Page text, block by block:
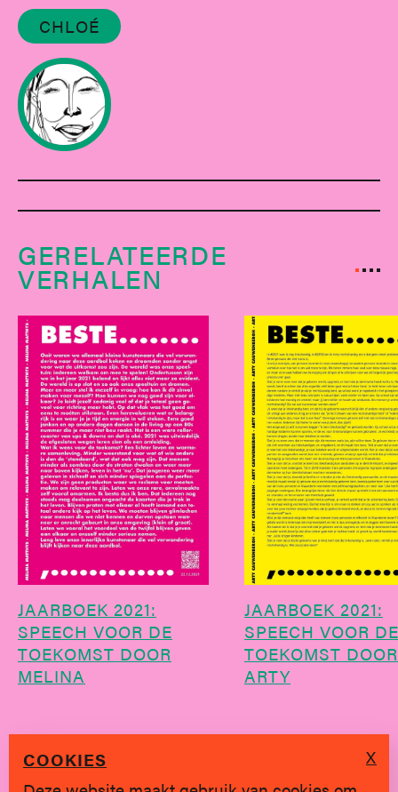
CHLOÉ
GERELATEERDE
VERHALEN
JAARBOEK 2021:
SPEECH VOOR DE
TOEKOMST DOOR
MELINA
JAARBOEK 2021:
SPEECH VOOR DE
TOEKOMST DOOR
ARTY
COOKIES
X